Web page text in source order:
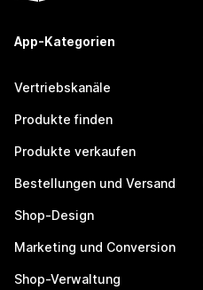
App-Kategorien
Vertriebskanäle
Produkte finden
Produkte verkaufen
Bestellungen und Versand
Shop-Design
Marketing und Conversion
Shop-Verwaltung